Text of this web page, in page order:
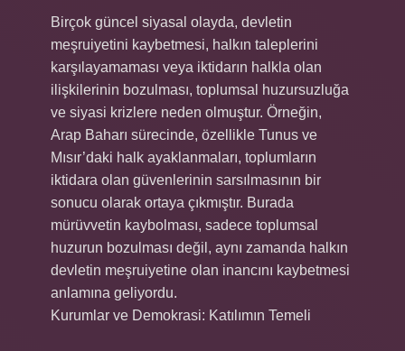
Birçok güncel siyasal olayda, devletin
meşruiyetini kaybetmesi, halkın taleplerini
karşılayamaması veya iktidarın halkla olan
ilişkilerinin bozulması, toplumsal huzursuzluğa
ve siyasi krizlere neden olmuştur. Örneğin,
Arap Baharı sürecinde, özellikle Tunus ve
Mısır’daki halk ayaklanmaları, toplumların
iktidara olan güvenlerinin sarsılmasının bir
sonucu olarak ortaya çıkmıştır. Burada
mürüvvetin kaybolması, sadece toplumsal
huzurun bozulması değil, aynı zamanda halkın
devletin meşruiyetine olan inancını kaybetmesi
anlamına geliyordu.
Kurumlar ve Demokrasi: Katılımın Temeli